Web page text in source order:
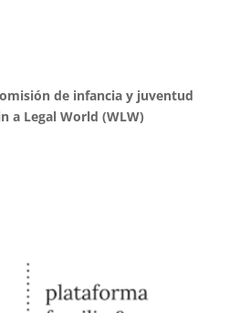
de infancia y juventud
a Legal World (WLW)